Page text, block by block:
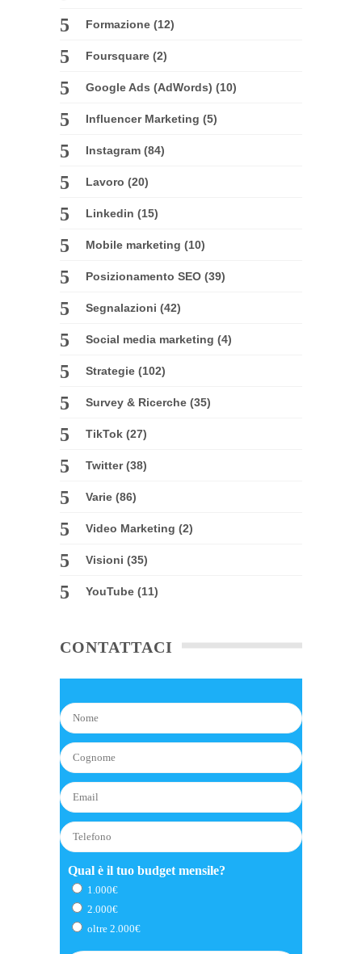
Formazione (12)
Foursquare (2)
Google Ads (AdWords) (10)
Influencer Marketing (5)
Instagram (84)
Lavoro (20)
Linkedin (15)
Mobile marketing (10)
Posizionamento SEO (39)
Segnalazioni (42)
Social media marketing (4)
Strategie (102)
Survey & Ricerche (35)
TikTok (27)
Twitter(38)
Varie (86)
Video Marketing (2)
Visioni (35)
YouTube (11)
CONTATTACI
Qual è il tuo budget mensile?
1.000€
2.000€
oltre 2.000€